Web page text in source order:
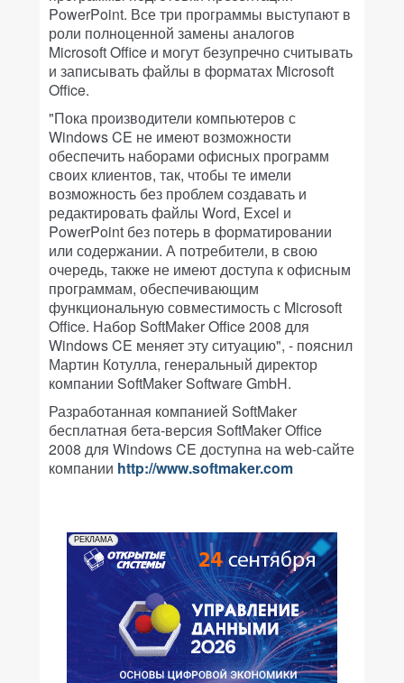
PowerPoint. Все три программы выступают в
роли полноценной замены аналогов
MicrosoftOffice и могут безупречно считывать
и записывать файлы в форматах Microsoft
Office.
"Пока производители компьютеров с
WindowsCE не имеют возможности
обеспечить наборами офисных программ
своих клиентов, так, чтобы те имели
возможность без проблем создавать и
редактировать файлы Word, Excel и
PowerPoint без потерь в форматировании
или содержании. А потребители, в свою
очередь, также не имеют доступа к офисным
программам, обеспечивающим
функциональную совместимость с Microsoft
Office. НаборSoftMakerOffice2008 для
WindowsCE меняет эту ситуацию", - пояснил
Мартин Котулла, генеральный директор
компании SoftMakerSoftwareGmbH.
Разработанная компанией SoftMaker
бесплатная бета-версия SoftMakerOffice
2008 для WindowsCE доступна наweb-сайте
компании http://www.softmaker.com
РЕКЛАМА